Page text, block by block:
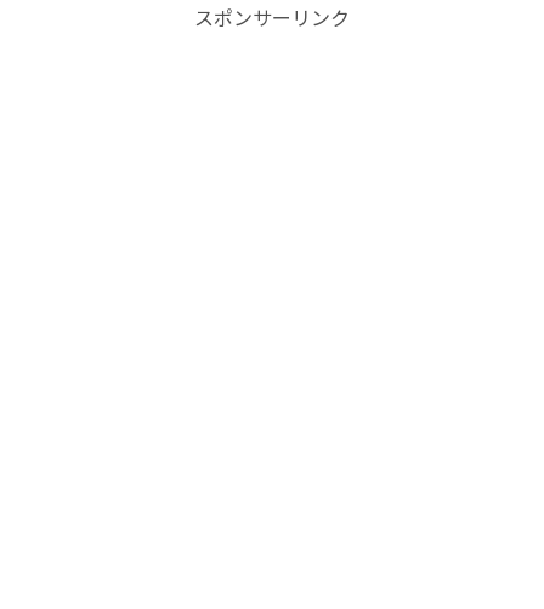
スポンサーリンク